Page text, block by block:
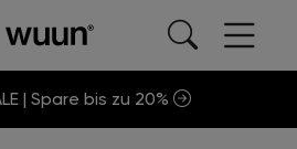
| Spare bis zu 20%